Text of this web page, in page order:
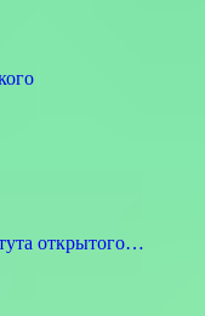
открытого…